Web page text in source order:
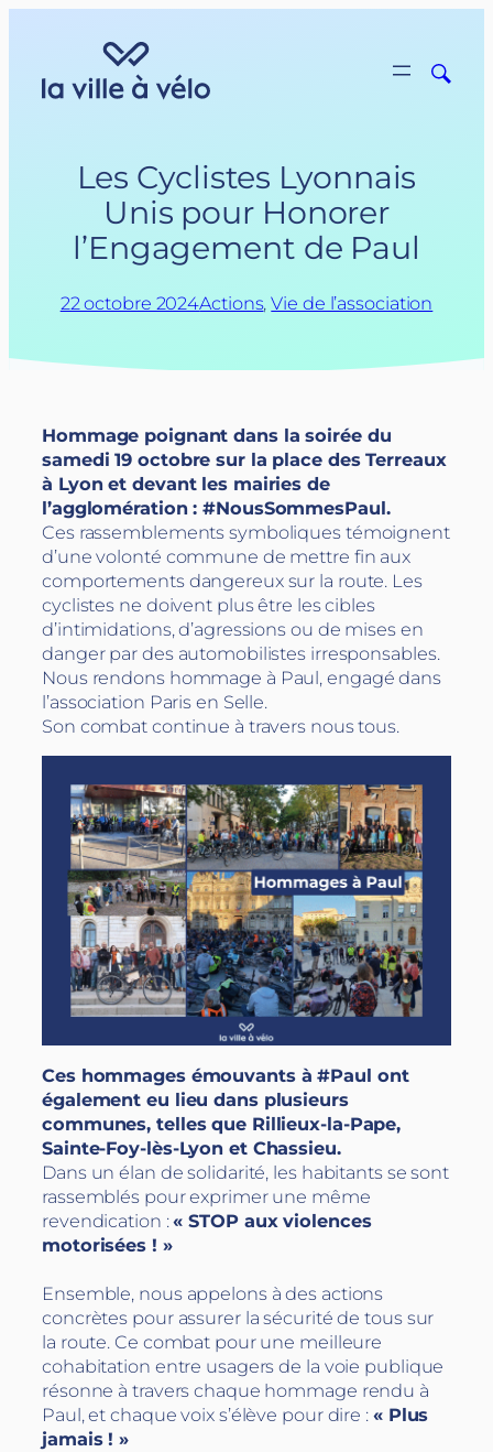
Les Cyclistes Lyonnais
Unis pour Honorer
l’Engagement de Paul
22 octobre 2024Actions, Vie de l’association
Hommage poignant dans la soirée du
samedi 19 octobre sur la place des Terreaux
à Lyon et devant les mairies de
l’agglomération : #NousSommesPaul.
Ces rassemblements symboliques témoignent
d’une volonté commune de mettre fin aux
comportements dangereux sur la route. Les
cyclistes ne doivent plus être les cibles
d’intimidations, d’agressions ou de mises en
danger par des automobilistes irresponsables.
Nous rendons hommage à Paul, engagé dans
l’association Paris en Selle.
Son combat continue à travers nous tous.
Ces hommages émouvants à #Paul ont
également eu lieu dans plusieurs
communes, telles que Rillieux-la-Pape,
Sainte-Foy-lès-Lyon et Chassieu.
Dans un élan de solidarité, les habitants se sont
rassemblés pour exprimer une même
revendication :« STOP aux violences
motorisées ! »
Ensemble, nous appelons à des actions
concrètes pour assurer la sécurité de tous sur
la route. Ce combat pour une meilleure
cohabitation entre usagers de la voie publique
résonne à travers chaque hommage rendu à
Paul, et chaque voix s’élève pour dire : « Plus
jamais ! »